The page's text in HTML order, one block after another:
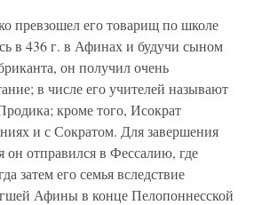
превзошел его товарищ по школе
в 436 г. в Афинах и будучи сыном
он получил очень
в числе его учителей называют
кроме того, Исократ
и с Сократом. Для завершения
он отправил­ся в Фессалию, где
затем его семья вследствие
Афины в конце Пело­поннесской